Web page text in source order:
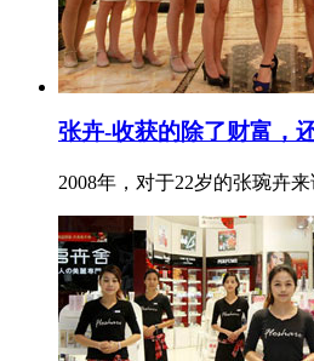
张卉-收获的除了财富，
2008年，对于22岁的张琬卉